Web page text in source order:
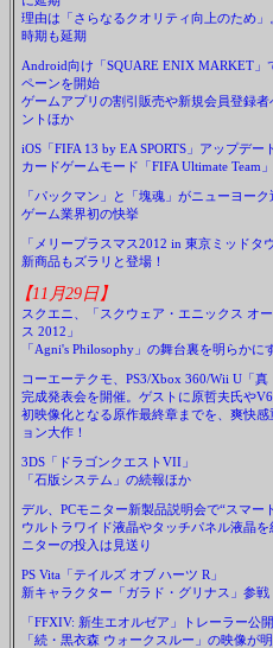
理由は「さらなるクオリティ向上のため
時期も延期
Android向け「SQUARE ENIX MARKET」
ペーンを開始
ゲームアプリの割引販売や新規会員登録
ントほか
iOS「FIFA 13 by EA SPORTS」アップデー
カードゲームモード「FIFA Ultimate Team
「パックマン」と「塊魂」がニューヨー
ゲーム業界初の快挙
「メリープラスマス2012 in 東京ミッドタ
新商品もズラリと登場！
【11月29日】
スクエニ、「スクウェア・エニックス オ
ス 2012」
「Agni's Philosophy」の舞台裏を明らかに
コーエーテクモ、PS3/Xbox 360/Wii U「真
完成発表会を開催。ゲストに原哲夫氏や
初映像化となる原作最終章までを、爽快
ョン大作！
3DS「ドラゴンクエストVII」
「石版システム」の続報ほか
デル、PCモニター新製品説明会で“スマー
ウルトラワイド液晶やタッチパネル液晶
ニターの投入は見送り
PS Vita「テイルズ オブ ハーツ R」
新キャラクター「ガラド・グリナス」参戦
「FFXIV: 新生エオルゼア」トレーラー公開
「続・黒衣森 ウォークスルー」の映像が